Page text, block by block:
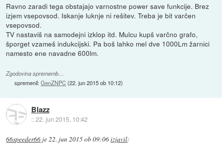
Ravno zaradi tega obstajajo varnostne power save funkcije. Brez
izjem vsepovsod. Iskanje luknje ni rešitev. Treba je bit varčen
vsepovsod.
TV nastaviš na samodejni izklop itd. Mulcu kupš varčno grafo,
šporget vzameš indukcijski. Pa boš lahko mel dve 1000Lm žarnici
namesto ene navadne 600lm.
Zgodovina sprememb…
spremenil:GenZNPC(22. jun 2015 ob 10:12)
Blazz
::22. jun 2015, 10:42
66speeder66 je 22. jun 2015 ob 09:06izjavil: